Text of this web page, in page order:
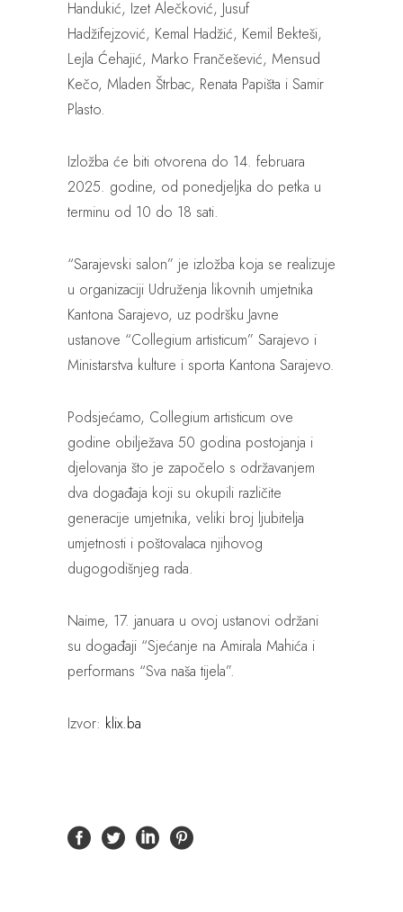
Handukić, Izet Alečković, Jusuf
Hadžifejzović, Kemal Hadžić, Kemil Bekteši,
Lejla Ćehajić, Marko Frančešević, Mensud
Kečo, Mladen Štrbac, Renata Papišta i Samir
Plasto.
Izložba će biti otvorena do 14. februara
2025. godine, od ponedjeljka do petka u
terminu od 10 do 18 sati.
“Sarajevski salon” je izložba koja se realizuje
u organizaciji Udruženja likovnih umjetnika
Kantona Sarajevo, uz podršku Javne
ustanove “Collegium artisticum” Sarajevo i
Ministarstva kulture i sporta Kantona Sarajevo.
Podsjećamo, Collegium artisticum ove
godine obilježava 50 godina postojanja i
djelovanja što je započelo s održavanjem
dva događaja koji su okupili različite
generacije umjetnika, veliki broj ljubitelja
umjetnosti i poštovalaca njihovog
dugogodišnjeg rada.
Naime, 17. januara u ovoj ustanovi održani
su događaji “Sjećanje na Amirala Mahića i
performans “Sva naša tijela”.
Izvor: klix.ba